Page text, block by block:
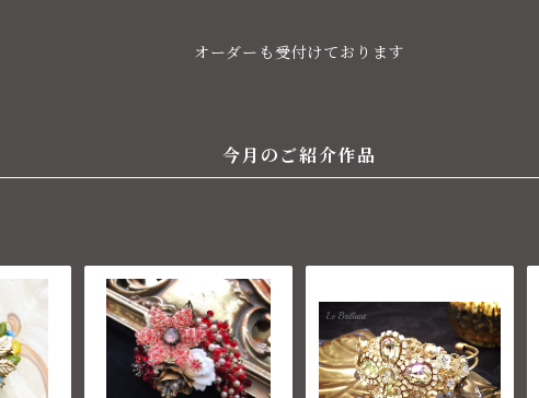
オーダーも受付けております
今月のご紹介作品